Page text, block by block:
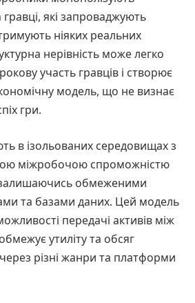
які запроваджують
ніяких реальних
нерівність може легко
участь гравців і створює
модель, що не визнає
гри.
в ізольованих середовищах з
міжробочою спроможністю
обмеженими
та базами даних. Цей модель
передачі активів між
утиліту та обсяг
різні жанри та платформи